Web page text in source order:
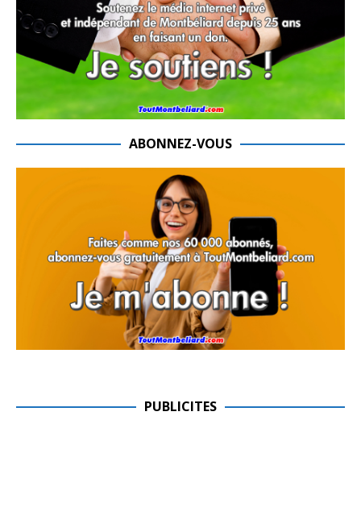
ABONNEZ-VOUS
PUBLICITES